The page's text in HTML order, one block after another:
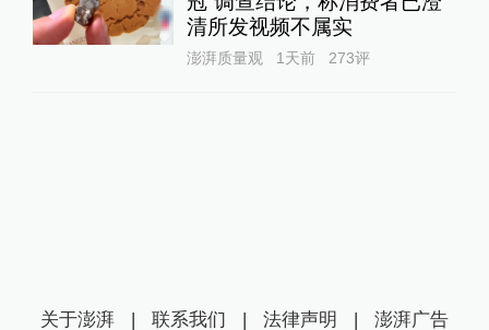
清所发视频不属实
澎湃质量观 1天前 273评
关于澎湃 | 联系我们 | 法律声明 | 澎湃广告